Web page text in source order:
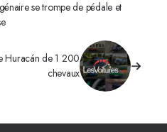
se trompe de pédale et
Huracán de 1 200
chevaux